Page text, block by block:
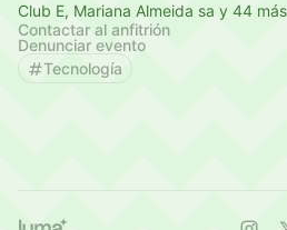
Club E, Mariana Almeida sa y 44 más
Contactar al anfitrión
Denunciar evento
Tecnología